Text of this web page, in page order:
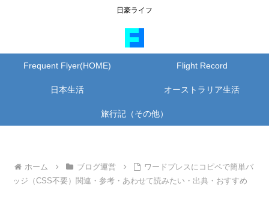
日豪ライフ
Frequent Flyer(HOME) Flight Record
日本生活 オーストラリア生活
旅行記（その他）
ホーム ブログ運営
ワードプレスにコピペで簡単バ
ッジ（CSS不要）関連・参考・あわせて読みたい・出典・おすすめ